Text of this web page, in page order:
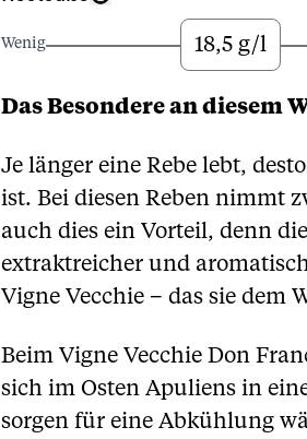
Wenig 18,5 g/l
Das Besondere an diesem
Je länger eine Rebe lebt,
ist. Bei diesen Reben nimmt
auch dies ein Vorteil, denn
extraktreicher und
Vigne Vecchie – das sie dem
Beim Vigne Vecchie Don
sich im Osten Apuliens in
sorgen für eine Abkühlung